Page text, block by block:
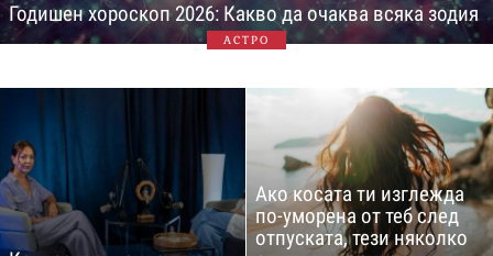
Годишен хороскоп 2026: Какво да очаква всяка зодия
АСТРО
Ако косата ти изглежда
по-уморена от теб след
отпуската, тези няколко